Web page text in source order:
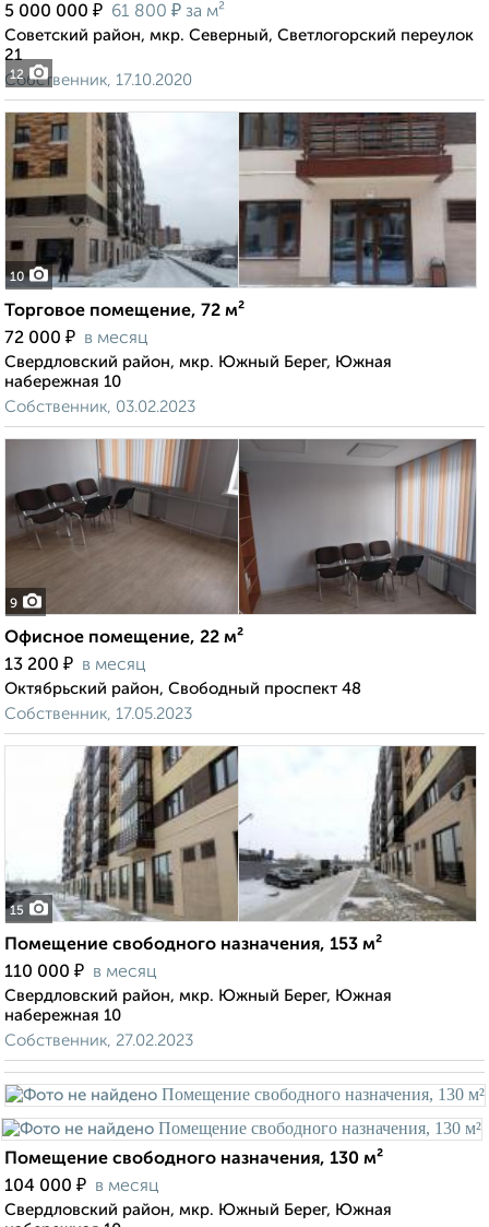
12
5 000 000 ₽ 61 800 ₽ за м²
Советский район, мкр. Северный, Светлогорский переулок
21
Собственник, 17.10.2020
10
Торговое помещение, 72 м²
72 000 ₽ в месяц
Свердловский район, мкр. Южный Берег, Южная
набережная 10
Собственник, 03.02.2023
9
Офисное помещение, 22 м²
13 200 ₽ в месяц
Октябрьский район, Свободный проспект 48
Собственник, 17.05.2023
15
Помещение свободного назначения, 153 м²
110 000 ₽ в месяц
Свердловский район, мкр. Южный Берег, Южная
набережная 10
Собственник, 27.02.2023
Помещение свободного назначения, 130 м²
104 000 ₽ в месяц
Свердловский район, мкр. Южный Берег, Южная